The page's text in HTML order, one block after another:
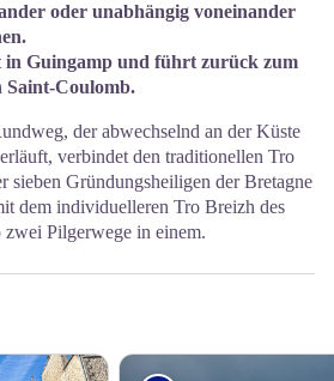
oder unabhängig voneinander
in Guingamp und führt zurück zum
Coulomb.
der abwechselnd an der Küste
verbindet den traditionellen Tro
sieben Gründungsheiligen der Bretagne
dem individuelleren Tro Breizh des
Pilgerwege in einem.